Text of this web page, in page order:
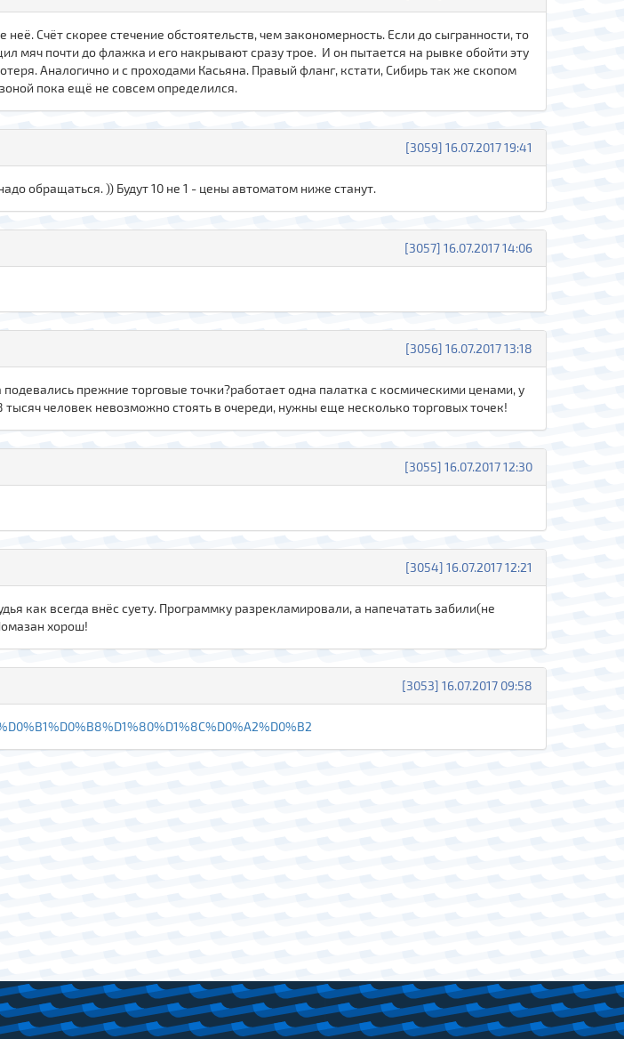
Счёт скорее стечение обстоятельств, чем закономерность. Если до сыгранности, то
мяч почти до флажка и его накрывают сразу трое. И он пытается на рывке обойти эту
Аналогично и с проходами Касьяна. Правый фланг, кстати, Сибирь так же скопом
пока ещё не совсем определился.
[3059] 16.07.2017 19:41
обращаться. )) Будут 10 не 1 - цены автоматом ниже станут.
[3057] 16.07.2017 14:06
[3056] 16.07.2017 13:18
прежние торговые точки?работает одна палатка с космическими ценами, у
человек невозможно стоять в очереди, нужны еще несколько торговых точек!
[3055] 16.07.2017 12:30
[3054] 16.07.2017 12:21
как всегда внёс суету. Программку разрекламировали, а напечатать забили(не
хорош!
[3053] 16.07.2017 09:58